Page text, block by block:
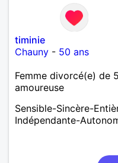
timinie
Chauny - 50 ans
Femme divorcé(e) de
amoureuse
Sensible-Sincère-
Indépendante-